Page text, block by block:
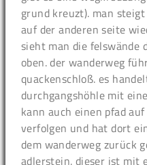
grund kreuzt). man
auf der anderen seite
sieht man die felswände
oben. der wanderweg
quackenschloß. es
durchgangshöhle mit
kann auch einen pfad
verfolgen und hat dort
dem wanderweg zurück
adlerstein. dieser ist mit